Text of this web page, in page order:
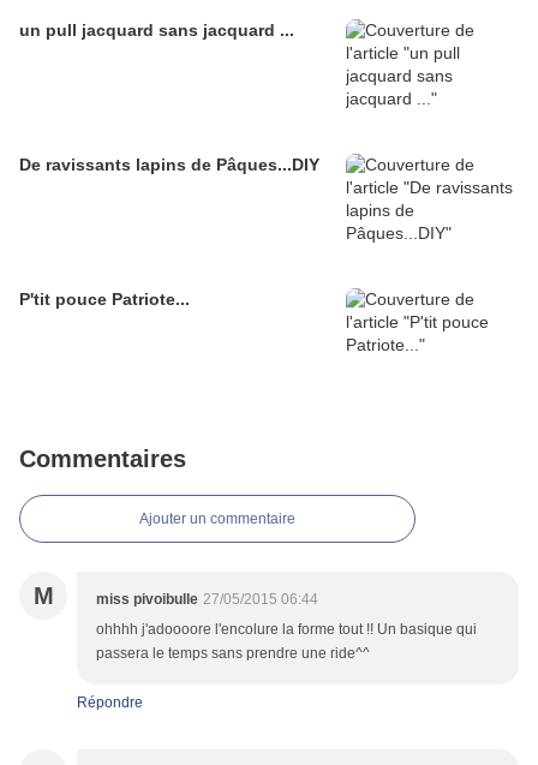
un pull jacquard sans jacquard ...
De ravissants lapins de Pâques...DIY
P'tit pouce Patriote...
Commentaires
Ajouter un commentaire
M miss pivoibulle 27/05/2015 06:44
ohhhh j'adoooore l'encolure la forme tout !! Un basique qui
passera le temps sans prendre une ride^^
Répondre